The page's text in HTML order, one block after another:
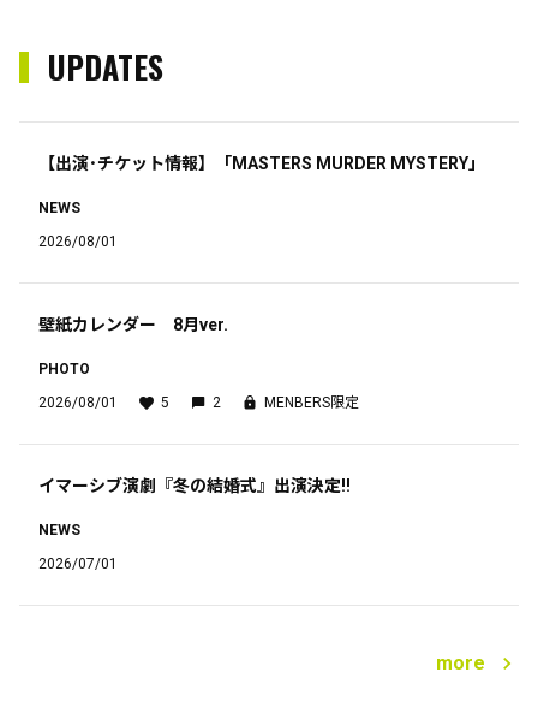
UPDATES
【出演･チケット情報】「MASTERS MURDER MYSTERY」
NEWS
2026/08/01
壁紙カレンダー 8月ver.
PHOTO
2026/08/01
5 2 MENBERS限定
イマーシブ演劇『冬の結婚式』出演決定‼︎
NEWS
2026/07/01
more